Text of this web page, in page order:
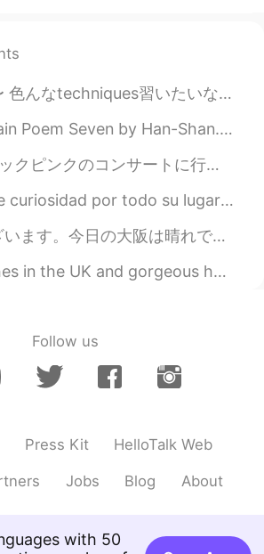
たいなぁ Instead of focusing my energy on fighting the old, I need to focus it ...
Shan. Translated by Gary Snyder. I settled at Cold Mountain lon...
のくつを買ったー！カッコいいでしょう〜🤩 下下个星期我回去BlackPink的音乐会🎶所以我买了这双鞋。你觉得怎么样？ 블랙핑크 ...
su lugar favorito es la ventana para que pueda ver lo que pasa ...
して、元気モリモリです。今日朝御飯はミルクとサンドウィッチ🥪🥛です。いただきます。💕❤話は変わりますが、ビジネス英語を紹介します。...
Follow us
Press Kit HelloTalk Web
Jobs Blog About
with 50